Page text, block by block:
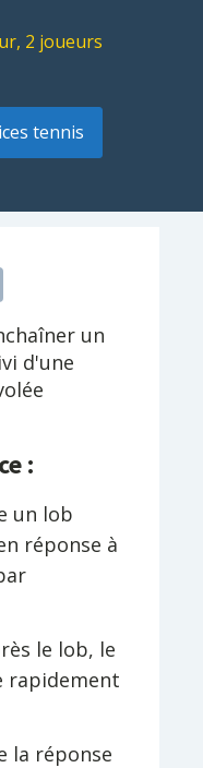
2 joueurs
tennis
un
d'une
:
un lob
réponse à
le lob, le
rapidement
la réponse